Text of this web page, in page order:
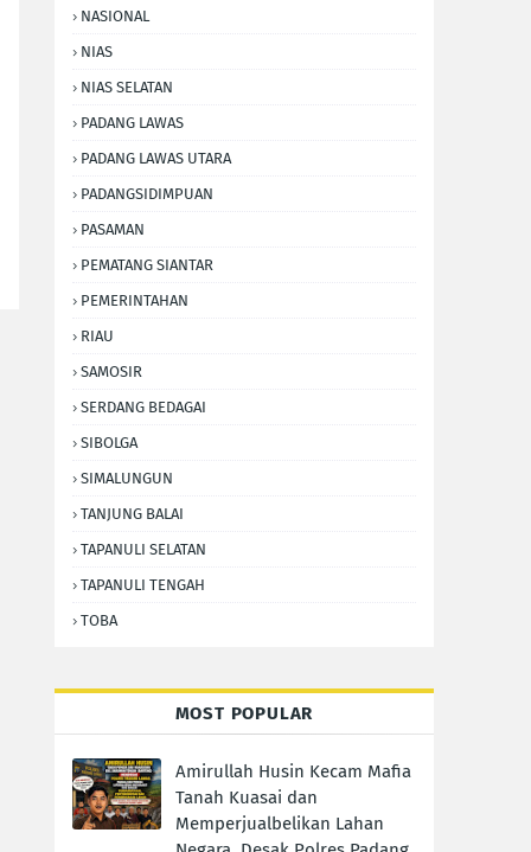
NASIONAL
NIAS
NIAS SELATAN
PADANG LAWAS
PADANG LAWAS UTARA
PADANGSIDIMPUAN
PASAMAN
PEMATANG SIANTAR
PEMERINTAHAN
RIAU
SAMOSIR
SERDANG BEDAGAI
SIBOLGA
SIMALUNGUN
TANJUNG BALAI
TAPANULI SELATAN
TAPANULI TENGAH
TOBA
MOST POPULAR
Amirullah Husin Kecam Mafia
Tanah Kuasai dan
Memperjualbelikan Lahan